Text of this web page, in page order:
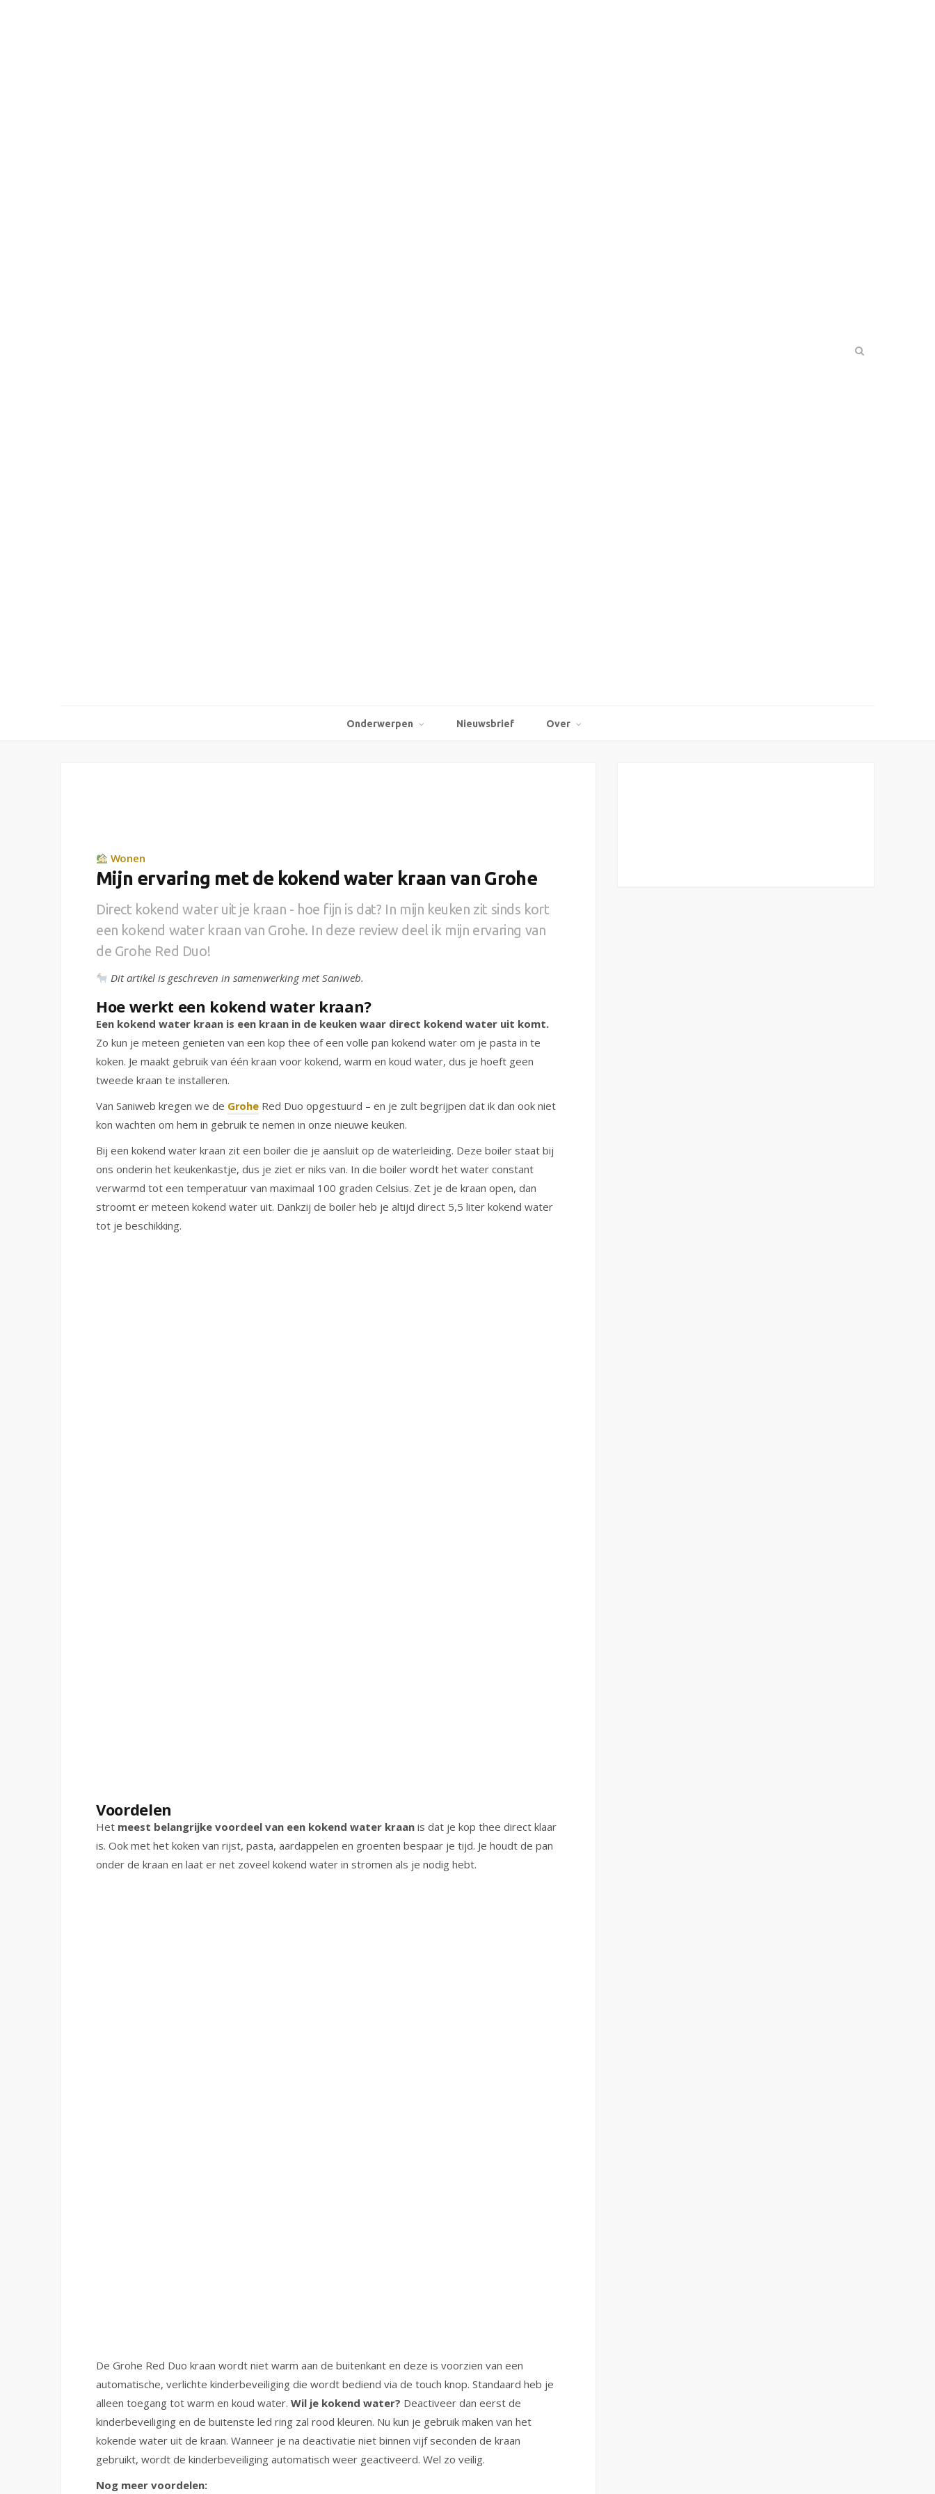
Onderwerpen Nieuwsbrief Over
Wonen
Mijn ervaring met de kokend water kraan van Grohe
Direct kokend water uit je kraan - hoe fijn is dat? In mijn keuken zit sinds kort
een kokend water kraan van Grohe. In deze review deel ik mijn ervaring van
de Grohe Red Duo!
Dit artikel is geschreven in samenwerking met Saniweb.
Hoe werkt een kokend water kraan?
Een kokend water kraan is een kraan in de keuken waar direct kokend water uit komt.
Zo kun je meteen genieten van een kop thee of een volle pan kokend water om je pasta in te
koken. Je maakt gebruik van één kraan voor kokend, warm en koud water, dus je hoeft geen
tweede kraan te installeren.
Van Saniweb kregen we de GroheRed Duo opgestuurd – en je zult begrijpen dat ik dan ook niet
kon wachten om hem in gebruik te nemen in onze nieuwe keuken.
Bij een kokend water kraan zit een boiler die je aansluit op de waterleiding. Deze boiler staat bij
ons onderin het keukenkastje, dus je ziet er niks van. In die boiler wordt het water constant
verwarmd tot een temperatuur van maximaal 100 graden Celsius. Zet je de kraan open, dan
stroomt er meteen kokend water uit. Dankzij de boiler heb je altijd direct 5,5 liter kokend water
tot je beschikking.
Voordelen
Het meest belangrijke voordeel van een kokend water kraan is dat je kop thee direct klaar
is. Ook met het koken van rijst, pasta, aardappelen en groenten bespaar je tijd. Je houdt de pan
onder de kraan en laat er net zoveel kokend water in stromen als je nodig hebt.
De Grohe Red Duo kraan wordt niet warm aan de buitenkant en deze is voorzien van een
automatische, verlichte kinderbeveiliging die wordt bediend via de touch knop. Standaard heb je
alleen toegang tot warm en koud water. Wil je kokend water? Deactiveer dan eerst de
kinderbeveiliging en de buitenste led ring zal rood kleuren. Nu kun je gebruik maken van het
kokende water uit de kraan. Wanneer je na deactivatie niet binnen vijf seconden de kraan
gebruikt, wordt de kinderbeveiliging automatisch weer geactiveerd. Wel zo veilig.
Nog meer voordelen: